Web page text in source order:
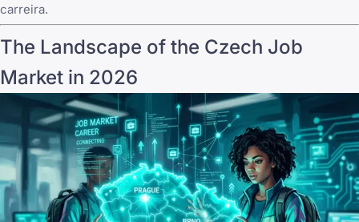
carreira.
The Landscape of the Czech Job
Market in 2026